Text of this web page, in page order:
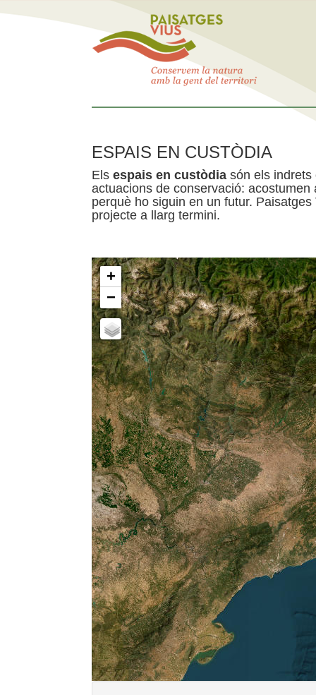
ESPAIS EN CUSTÒDIA
Els espais en custòdia són els indrets
actuacions de conservació:
perquè ho siguin en un futur.
projecte a llarg termini.
+
−